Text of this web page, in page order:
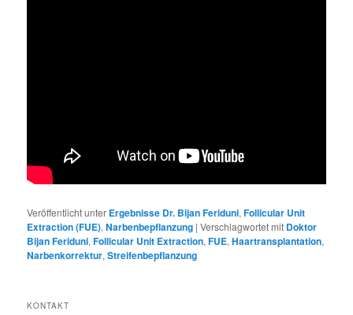
Veröffentlicht unter Ergebnisse Dr. Bijan Feriduni,Follicular Unit
Extraction (FUE),Narbenbepflanzung |Verschlagwortet mit Doktor
Bijan Feriduni,Follicular Unit Extraction,FUE,Haartransplantation,
Narbenkorrektur,Streifenbepflanzung
KONTAKT